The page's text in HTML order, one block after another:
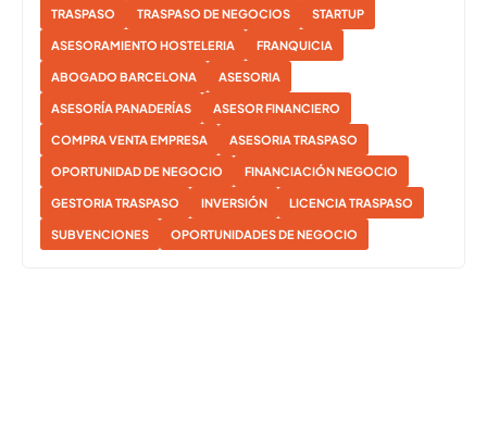
TRASPASO TRASPASO DE NEGOCIOS STARTUP
ASESORAMIENTO HOSTELERIA FRANQUICIA
ABOGADO BARCELONA ASESORIA
ASESORÍA PANADERÍAS ASESOR FINANCIERO
COMPRA VENTA EMPRESA ASESORIA TRASPASO
OPORTUNIDAD DE NEGOCIO FINANCIACIÓN NEGOCIO
GESTORIA TRASPASO INVERSIÓN LICENCIA TRASPASO
SUBVENCIONES OPORTUNIDADES DE NEGOCIO